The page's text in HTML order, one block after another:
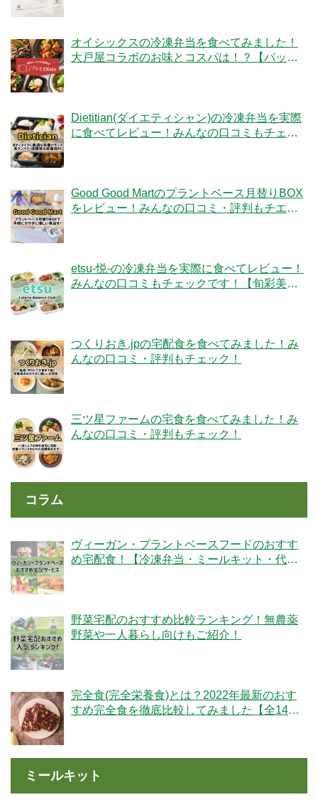
オイシックスの冷凍弁当を食べてみました！
大戸屋コラボのお味とコスパは！？【パッと
Dietitian(ダイエティシャン)の冷凍弁当を実際
に食べてレビュー！みんなの口コミもチェッ
Good Good Martのプラントベース月替りBOX
をレビュー！みんなの口コミ・評判もチエッ
etsu-悦-の冷凍弁当を実際に食べてレビュー！
みんなの口コミもチェックです！【旬彩美
つくりおき.jpの宅配食を食べてみました！み
んなの口コミ・評判もチェック！
三ツ星ファームの宅食を食べてみました！み
んなの口コミ・評判もチェック！
コラム
ヴィーガン・プラントベースフードのおすす
め宅配食！【冷凍弁当・ミールキット・代替
野菜宅配のおすすめ比較ランキング！無農薬
野菜や一人暮らし向けもご紹介！
完全食(完全栄養食)とは？2022年最新のおす
すめ完全食を徹底比較してみました【全14
ミールキット